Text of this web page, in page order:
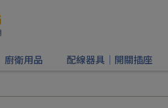
廚衛用品 配線器具｜開關插座